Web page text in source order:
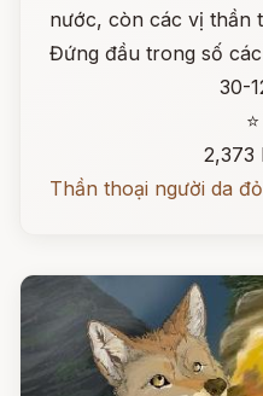
nước, còn các vị thần
Đứng đầu trong số
30-
2,373
Thần thoại người da